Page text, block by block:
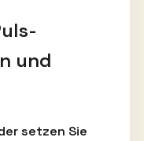
und
setzen Sie